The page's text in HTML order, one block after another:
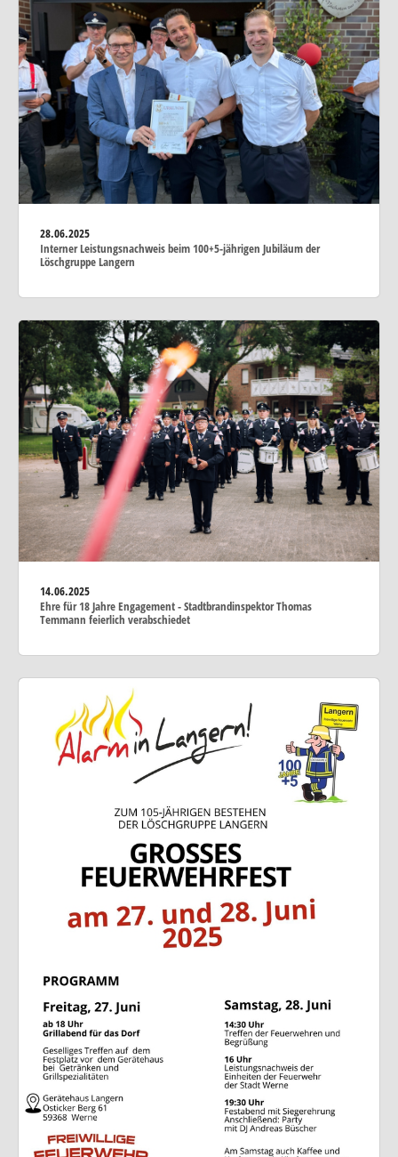
28.06.2025
Interner Leistungsnachweis beim 100+5-jährigen Jubiläum der
Löschgruppe Langern
14.06.2025
Ehre für 18 Jahre Engagement - Stadtbrandinspektor Thomas
Temmann feierlich verabschiedet